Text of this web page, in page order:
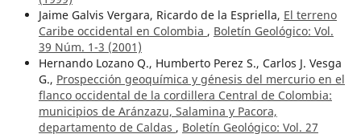
Jaime Galvis Vergara, Ricardo de la Espriella, El terreno
Caribe occidental en Colombia , Boletín Geológico: Vol.
39 Núm. 1-3 (2001)
Hernando Lozano Q., Humberto Perez S., Carlos J. Vesga
G., Prospección geoquímica y génesis del mercurio en el
flanco occidental de la cordillera Central de Colombia:
municipios de Aránzazu, Salamina y Pacora,
departamento de Caldas , Boletín Geológico: Vol. 27